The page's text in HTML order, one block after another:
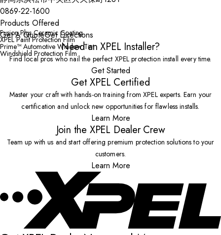
0869-22-1600
Products Offered
Fusion Plus Ceramic Coating
XPEL Paint Protection Film
Prime™ Automotive Window Tint
Windshield Protection Film
Get A QuoteGet Directions
Need an XPEL Installer?
Find local pros who nail the perfect XPEL protection install every time.
Get Started
Get XPEL Certified
Master your craft with hands-on training from XPEL experts. Earn your
certification and unlock new opportunities for flawless installs.
Learn More
Join the XPEL Dealer Crew
Team up with us and start offering premium protection solutions to your
customers.
Learn More